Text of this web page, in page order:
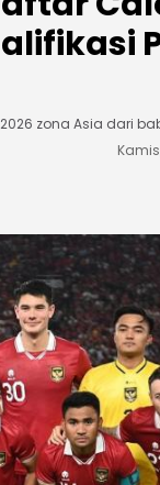
zona Asia dari